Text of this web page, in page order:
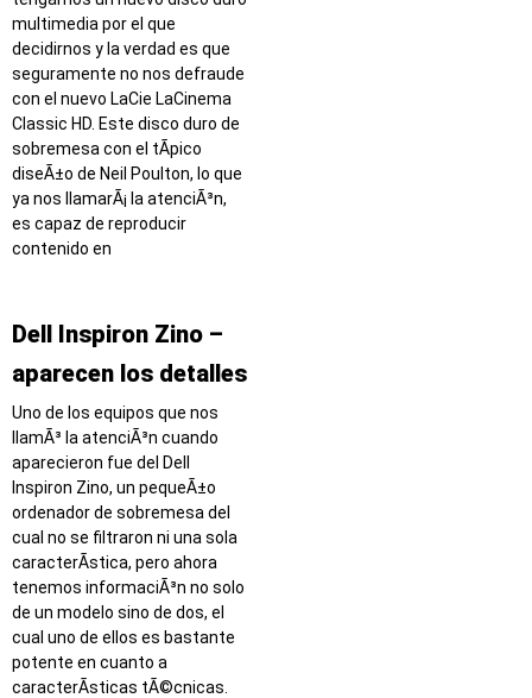
multimedia por el que
decidirnos y la verdad es que
seguramente no nos defraude
con el nuevo LaCie LaCinema
Classic HD. Este disco duro de
sobremesa con el tÃ­pico
diseÃ±o de Neil Poulton, lo que
ya nos llamarÃ¡ la atenciÃ³n,
es capaz de reproducir
contenido en
Dell Inspiron Zino –
aparecen los detalles
Uno de los equipos que nos
llamÃ³ la atenciÃ³n cuando
aparecieron fue del Dell
Inspiron Zino, un pequeÃ±o
ordenador de sobremesa del
cual no se filtraron ni una sola
caracterÃ­stica, pero ahora
tenemos informaciÃ³n no solo
de un modelo sino de dos, el
cual uno de ellos es bastante
potente en cuanto a
caracterÃ­sticas tÃ©cnicas.